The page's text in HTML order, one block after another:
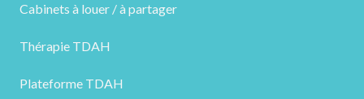
Cabinets à louer / à partager
Thérapie TDAH
Plateforme TDAH